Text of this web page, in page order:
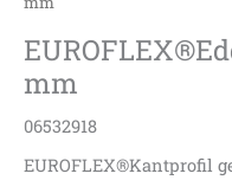
mm
06532918
EUROFLEX®Kantprofil
mängd